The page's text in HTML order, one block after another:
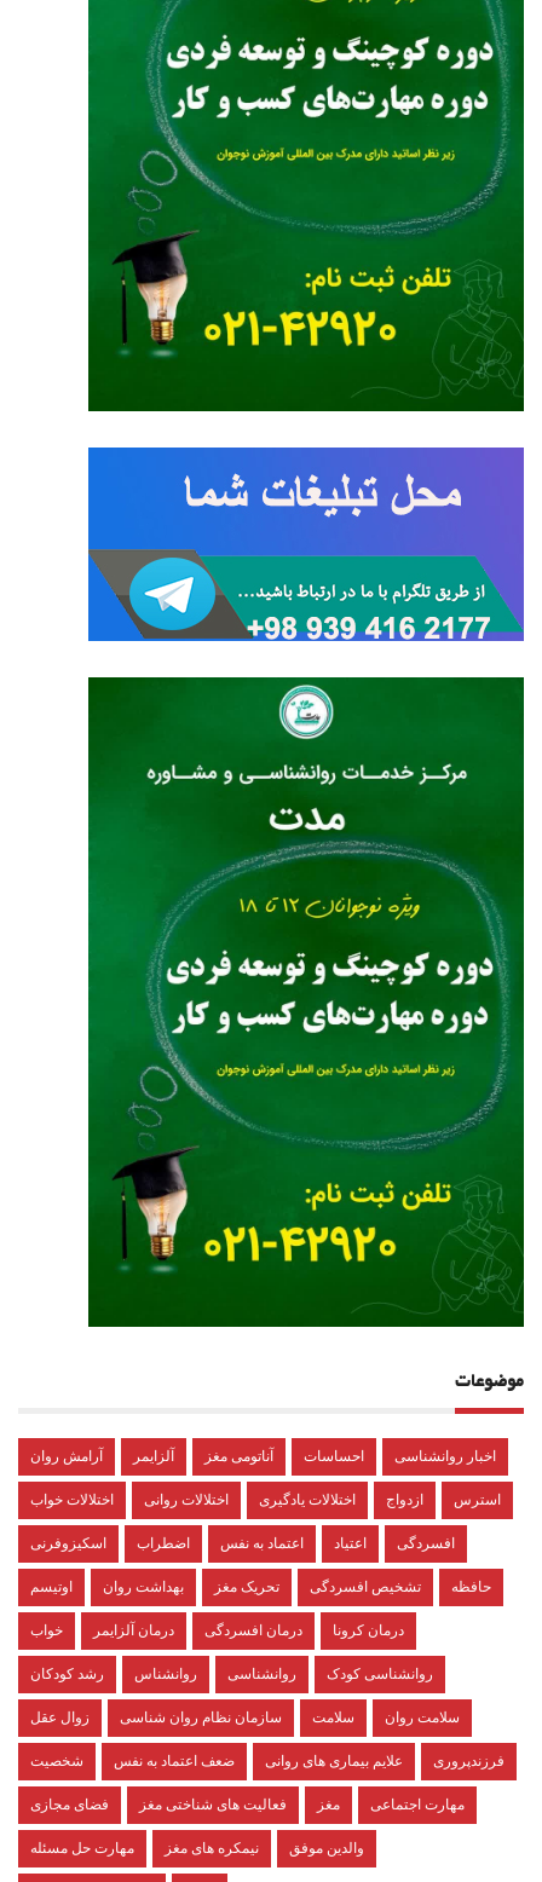
موضوعات
آرامش روان آلزایمر آناتومی مغز احساسات اخبار روانشناسی
اختلالات خواب اختلالات روانی اختلالات یادگیری ازدواج استرس
اسکیزوفرنی اضطراب اعتماد به نفس اعتیاد افسردگی
اوتیسم بهداشت روان تحریک مغز تشخیص افسردگی حافظه
خواب درمان آلزایمر درمان افسردگی درمان کرونا
رشد کودکان روانشناس روانشناسی روانشناسی کودک
زوال عقل سازمان نظام روان شناسی سلامت سلامت روان
شخصیت ضعف اعتماد به نفس علایم بیماری های روانی فرزندپروری
فضای مجازی فعالیت های شناختی مغز مغز مهارت اجتماعی
مهارت حل مسئله نیمکره های مغز والدین موفق